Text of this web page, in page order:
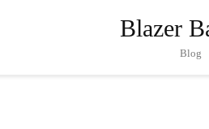
Blazer
Blog